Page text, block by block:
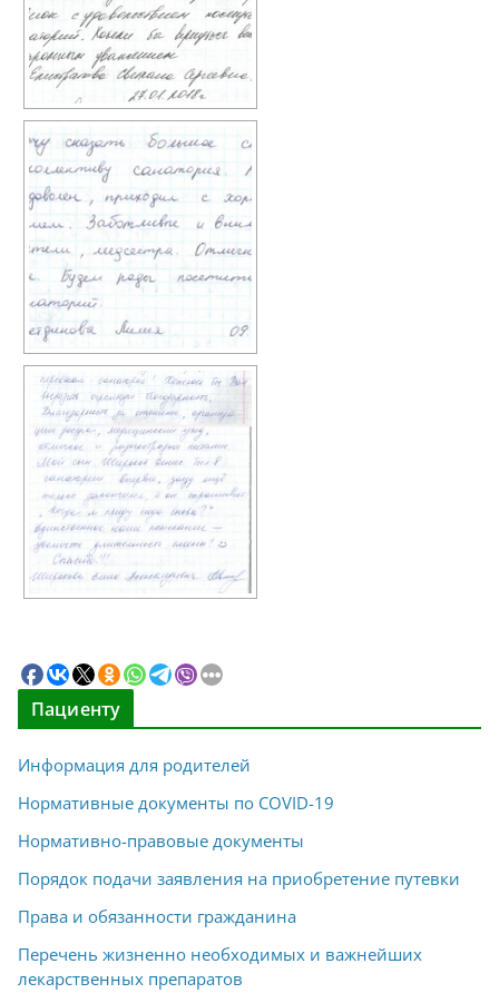
Пациенту
Информация для родителей
Нормативные документы по COVID-19
Нормативно-правовые документы
Порядок подачи заявления на приобретение путевки
Права и обязанности гражданина
Перечень жизненно необходимых и важнейших
лекарственных препаратов